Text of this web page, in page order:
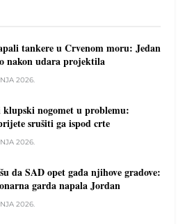
tankere u Crvenom moru: Jedan
nakon udara projektila
2026.
nogomet u problemu:
srušiti ga ispod crte
2026.
da SAD opet gađa njihove gradove:
garda napala Jordan
2026.